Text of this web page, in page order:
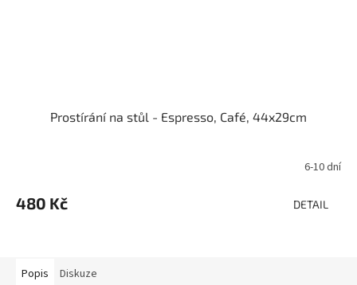
Prostírání na stůl - Espresso, Café, 44x29cm
6-10 dní
480 Kč DETAIL
Popis Diskuze